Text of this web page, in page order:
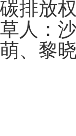
碳排放
草人：
萌、黎